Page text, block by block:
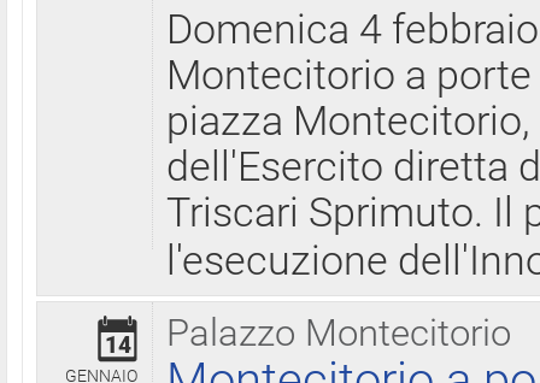
Domenica 4
Montecitorio a
piazza
dell'Esercito diretta
Triscari Sprimuto. Il
l'esecuzione
Palazzo Montecitorio
14
GENNAIO